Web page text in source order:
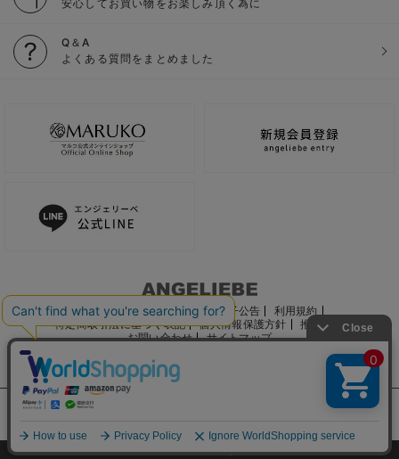
安心してお買い物をお楽しみ頂く為に
Q＆A
よくある質問をまとめました
ご利用ガイド 会社概要 電子公告
利用規約
特定商取引法に基づく表記
個人情報保護方針
推奨環境
お問い合わせ
サイトマップ
サイト内の文章、画像などの著作物はマルコ株式会社に属します。
©2022 MARUKO CO., LTD.